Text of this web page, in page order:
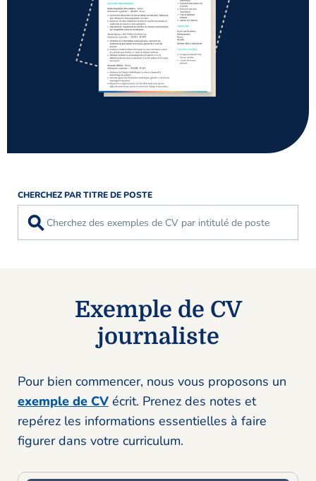
CHERCHEZ PAR TITRE DE POSTE
⚲
Exemple de CV
journaliste
Pour bien commencer, nous vous proposons un
exemple de CV écrit. Prenez des notes et
repérez les informations essentielles à faire
figurer dans votre curriculum.